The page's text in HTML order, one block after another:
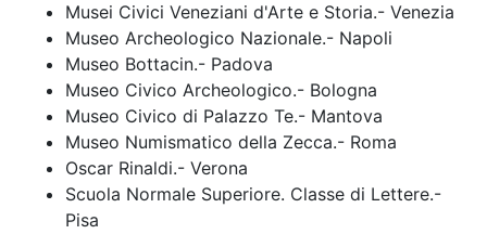
Musei Civici Veneziani d'Arte e Storia.- Venezia
Museo Archeologico Nazionale.- Napoli
Museo Bottacin.- Padova
Museo Civico Archeologico.- Bologna
Museo Civico di Palazzo Te.- Mantova
Museo Numismatico della Zecca.- Roma
Oscar Rinaldi.- Verona
Scuola Normale Superiore. Classe di Lettere.-
Pisa